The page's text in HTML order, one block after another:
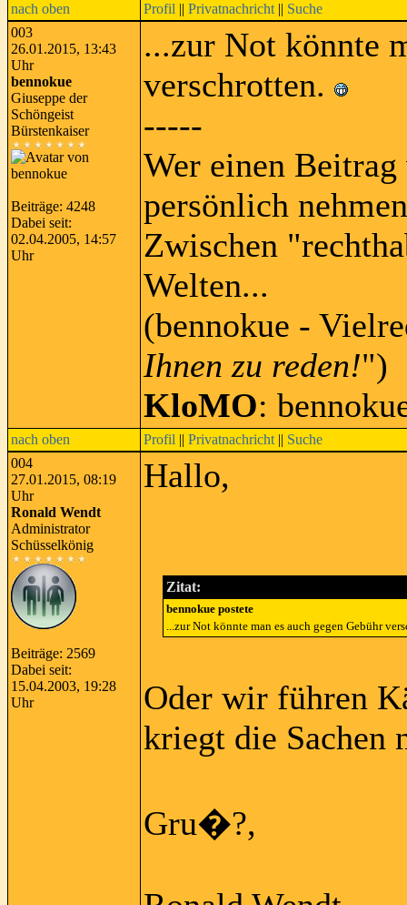
nach oben Profil || Privatnachricht || Suche
003
26.01.2015, 13:43
Uhr
bennokue
Giuseppe der
Schöngeist
Bürstenkaiser
Beiträge: 4248
Dabei seit:
02.04.2005, 14:57
Uhr
...zur Not könnte
verschrotten.
-----
Wer einen
persönlich
Zwischen
Welten...
(bennokue -
Ihnen zu reden!")
KloMO:
nach oben Profil || Privatnachricht || Suche
004
27.01.2015, 08:19
Uhr
Ronald Wendt
Administrator
Schüsselkönig
Beiträge: 2569
Dabei seit:
15.04.2003, 19:28
Uhr
Hallo,
Zitat:
bennokue postete
...zur Not könnte man es auch gegen Gebühr
Oder wir führen
kriegt die Sachen
Gru�?,